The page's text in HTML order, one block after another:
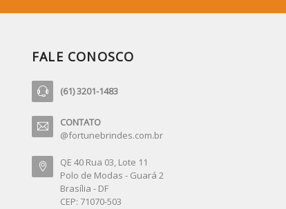
FALE CONOSCO
(61) 3201-1483
CONTATO
@fortunebrindes.com.br
QE 40 Rua 03, Lote 11
Polo de Modas - Guará 2
Brasília - DF
CEP: 71070-503